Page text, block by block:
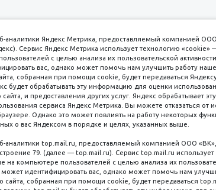
к оплате
Наличные
аналитики Яндекс Метрика, предоставляемый компанией
Сервис Яндекс Метрика использует технологию
с целью анализа их пользовательской
вас, однако может помочь нам улучшить работу
собранная при помощи cookie, будет передаваться
будет обрабатывать эту информацию для оценки
и предоставления других услуг. Яндекс обрабатывает
сервиса Яндекс Метрика. Вы можете отказаться от
Однако это может повлиять на работу некоторых
о вас Яндексом в порядке и целях, указанных выше.
аналитики top.mail.ru, предоставляемый компанией ООО «ВК»,
79. (далее — top.mail.ru). Сервис top.mail.ru
компьютере пользователей с целью анализа их
идентифицировать вас, однако может помочь нам
сайта, собранная при помощи cookie, будет передаваться